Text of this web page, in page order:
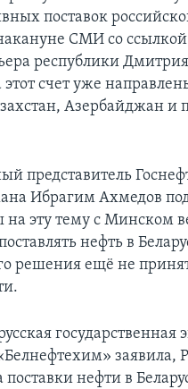
поставок
СМИ со ссылкой
республики Дмитрия
счет уже
Азербайджан и
представитель
Ибрагим Ахмедов
на эту тему с Минском
нефть в
решения ещё не
государственная
заявила,
поставки нефти в